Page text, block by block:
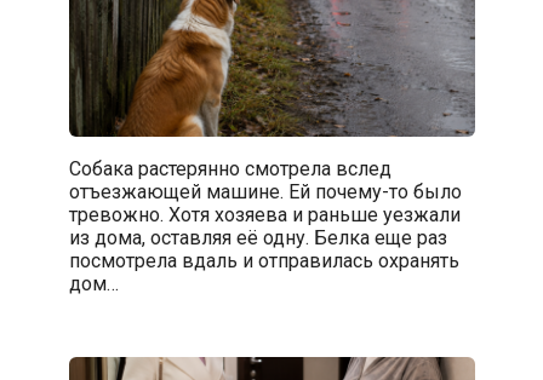
Собака растерянно смотрела вслед
отъезжающей машине. Ей почему-то было
тревожно. Хотя хозяева и раньше уезжали
из дома, оставляя её одну. Белка еще раз
посмотрела вдаль и отправилась охранять
дом…